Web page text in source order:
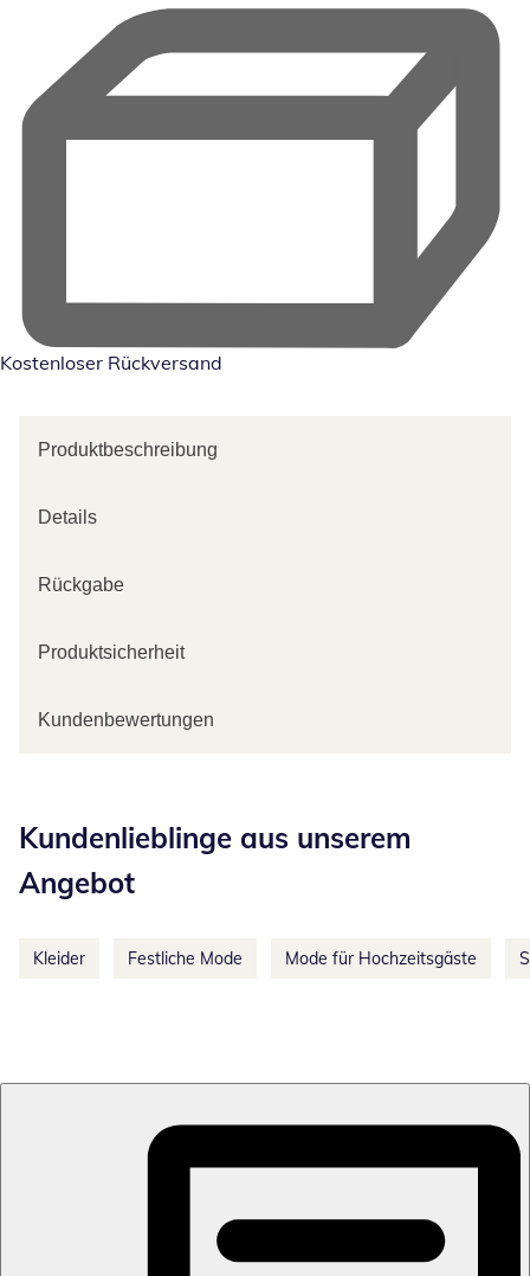
Kostenloser Rückversand
Produktbeschreibung
Details
Rückgabe
Produktsicherheit
Kundenbewertungen
Kundenlieblinge aus unserem
Angebot
Kleider Festliche Mode Mode für Hochzeitsgäste